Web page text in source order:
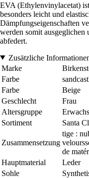
EVA (Ethylenvinylacetat)
besonders leicht und
Dämpfungseigenschaften
werden somit ausgeglichen
abfedert.
Zusätzliche
Marke
Farbe
Farbe
Beige
Geschlecht
Frau
Altersgruppe
Sortiment
Santa
Zusammensetzung
tige :
de
Hauptmaterial
Leder
Sohle